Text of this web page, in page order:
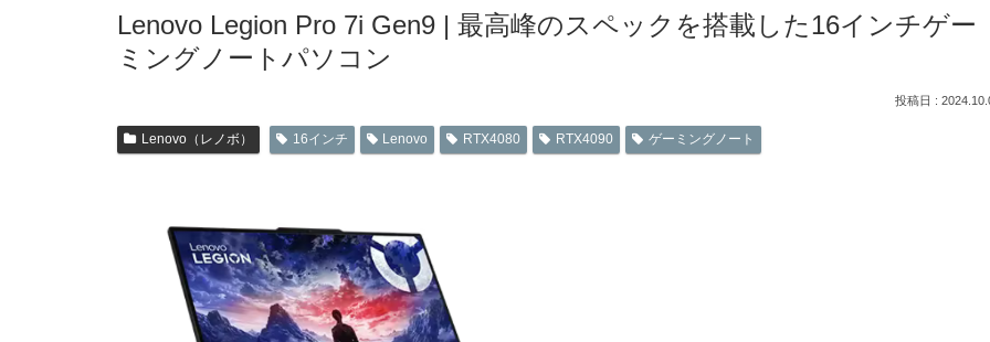
Lenovo Legion Pro 7i Gen9 | 最高峰のスペックを搭載した16インチゲー
ミングノートパソコン
Lenovo（レノボ） 16インチ Lenovo RTX4080 RTX4090 ゲーミングノート